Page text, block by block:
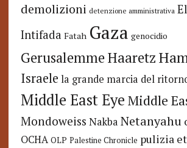
demolizioni detenzione amministrativa
Intifada Fatah Gaza genocidio
GerusalemmeHaaretz
Israele la grande marcia del
Middle East Eye Middle
Mondoweiss Nakba Netanyahu
OCHA OLP Palestine Chronicle pulizia